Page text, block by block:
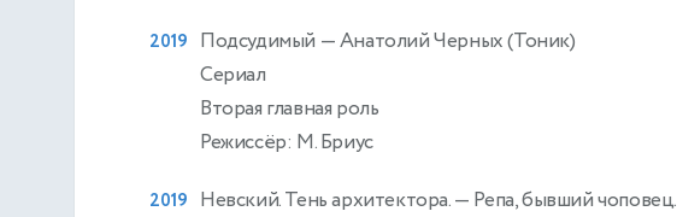
2019 Подсудимый — Анатолий Черных (Тоник)
Сериал
Вторая главная роль
Режиссёр: М. Бриус
2019 Невский. Тень архитектора.— Репа, бывший чоповец.